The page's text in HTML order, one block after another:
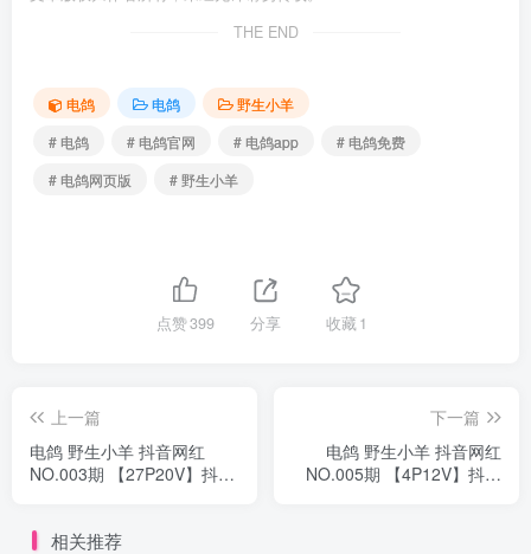
THE END
电鸽 电鸽
野生小羊
# 电鸽
# 电鸽官网 # 电鸽app
# 电鸽免费
# 电鸽网页版
# 野生小羊
点赞399 分享 收藏1
上一篇
电鸽 野生小羊 抖音网红
NO.003期 【27P20V】抖音
下一篇
电鸽 野生小羊 抖音网红
NO.005期 【4P12V】抖音
相关推荐